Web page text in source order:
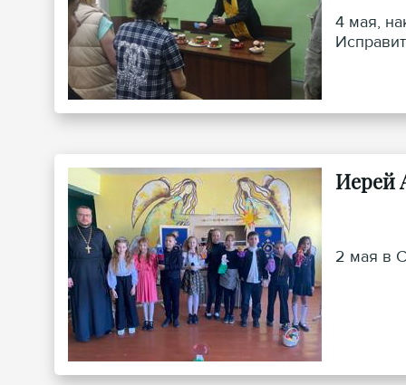
4 мая,
Иерей
2 мая в